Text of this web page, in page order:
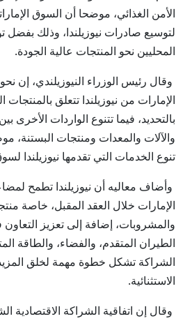
الأمن الغذائي، موضحا أن السوق
لتوسيع صادرات نيوزيلندا، وذلك بفضل
المحليين نحو المنتجات عالية الجودة.
الإمارات من نيوزيلندا تتعلق بالمنتجات
بالتحديد، فيما تتنوع الواردات الأخرى
والآلات والمعدات ومنتجات البستنة،
تنوع الخدمات التي تقدمها نيوزيلندا
وأضاف معاليه أن نيوزيلندا تطمح
الإمارات خلال العقد المقبل، خاصة
والمشروبات، إضافة إلى تعزيز
الطيران المتقدم، والفضاء، والطاقة
الشراكة تشكل خطوة مهمة لخلق
الاستثنائية.
وقال إن اتفاقية الشراكة الاقتصادية